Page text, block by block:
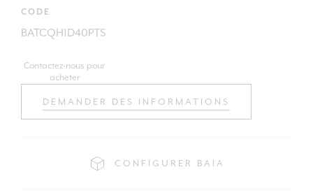
CODE
BATCQH1D40PTS
Contactez-nous pour
acheter
DEMANDER DES INFORMATIONS
CONFIGURER BAIA